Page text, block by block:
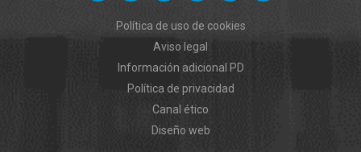
Política de uso de cookies
Aviso legal
Información adicional PD
Política de privacidad
Canal ético
Diseño web